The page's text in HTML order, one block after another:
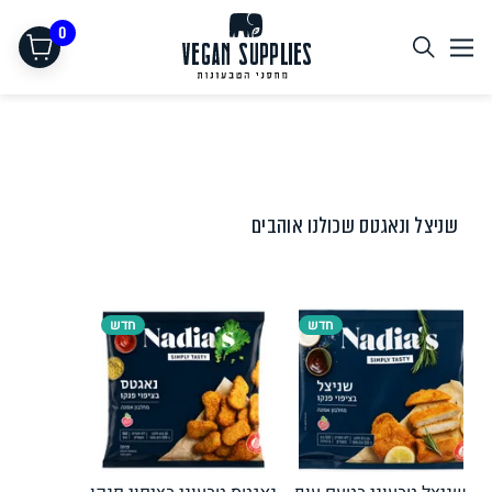
0
תחליפי בשר
שניצל ונאגטס שכולנו אוהבים
חדש חדש